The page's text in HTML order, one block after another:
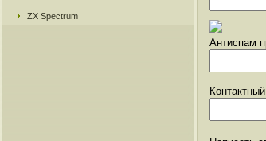
ZX Spectrum
Антиспам